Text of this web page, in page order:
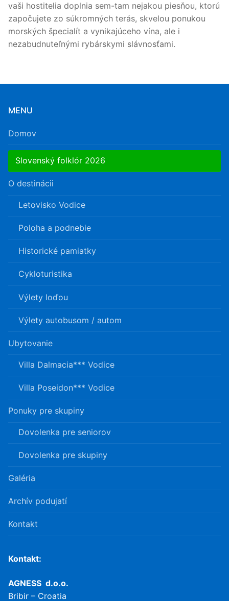
vaši hostitelia doplnia sem-tam nejakou piesňou, ktorú
započujete zo súkromných terás, skvelou ponukou
morských špecialít a vynikajúceho vína, ale i
nezabudnuteľnými rybárskymi slávnosťami.
MENU
Domov
Slovenský folklór 2026
O destinácii
Letovisko Vodice
Poloha a podnebie
Historické pamiatky
Cykloturistika
Výlety loďou
Výlety autobusom / autom
Ubytovanie
Villa Dalmacia*** Vodice
Villa Poseidon*** Vodice
Ponuky pre skupiny
Dovolenka pre seniorov
Dovolenka pre skupiny
Galéria
Archív podujatí
Kontakt
Kontakt:
AGNESS d.o.o.
Bribir – Croatia